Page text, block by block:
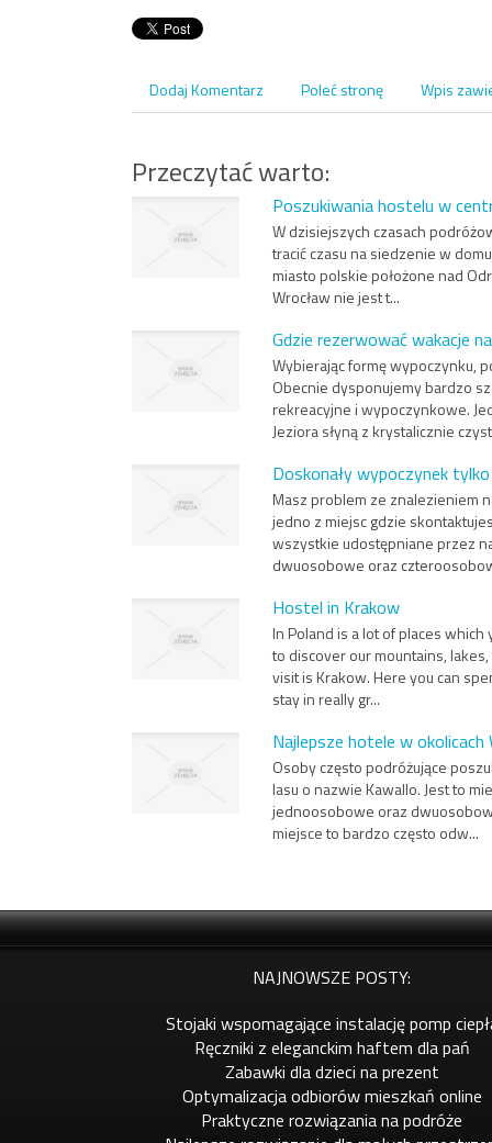
Dodaj Komentarz Poleć stronę Wpis
Przeczytać warto:
Poszukiwania hostelu w
W dzisiejszych czasach
tracić czasu na siedzenie w
miasto polskie położone nad
Wrocław nie jest t...
Gdzie rezerwować wakacje
Wybierając formę wypoczynku,
Obecnie dysponujemy bardzo
rekreacyjne i wypoczynkowe.
Jeziora słyną z krystalicznie
Doskonały wypoczynek
Masz problem ze znalezieniem
jedno z miejsc gdzie
wszystkie udostępniane przez
dwuosobowe oraz
Hostel in Krakow
In Poland is a lot of places
to discover our mountains,
visit is Krakow. Here you can
stay in really gr...
Najlepsze hotele w okolicach
Osoby często podróżujące
lasu o nazwie Kawallo. Jest to
jednoosobowe oraz
miejsce to bardzo często odw...
NAJNOWSZE POSTY:
Stojaki wspomagające instalację pomp
Ręczniki z eleganckim haftem dla pań
Zabawki dla dzieci na prezent
Optymalizacja odbiorów mieszkań online
Praktyczne rozwiązania na podróże